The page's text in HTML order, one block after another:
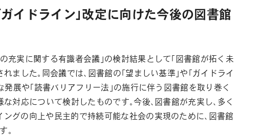
ガイドライン」改定に向けた今後の図書館
充実に関する有識者会議」の検討結果として「図書館が拓く未
ました。同会議では、図書館の「望ましい基準」や「ガイドライ
発展や「読書バリアフリー法」の施行に伴う図書館を取り巻く
な対応について検討したものです。今後、図書館が充実し、多く
グの向上や民主的で持続可能な社会の実現のために、図書館
。